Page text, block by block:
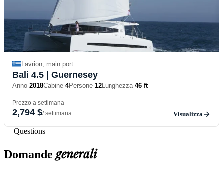
Lavrion, main port
Bali 4.5 | Guernesey
Anno 2018Cabine 4Persone 12Lunghezza 46 ft
Prezzo a settimana
2,794 $/ settimana Visualizza
— Questions
Domandegenerali